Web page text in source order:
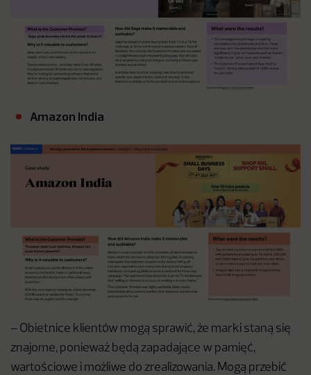
Amazon India
– Obietnice klientów mogą sprawić, że marki staną się
znajome, ponieważ będą zapadające w pamięć,
wartościowe i możliwe do zrealizowania. Mogą przebić